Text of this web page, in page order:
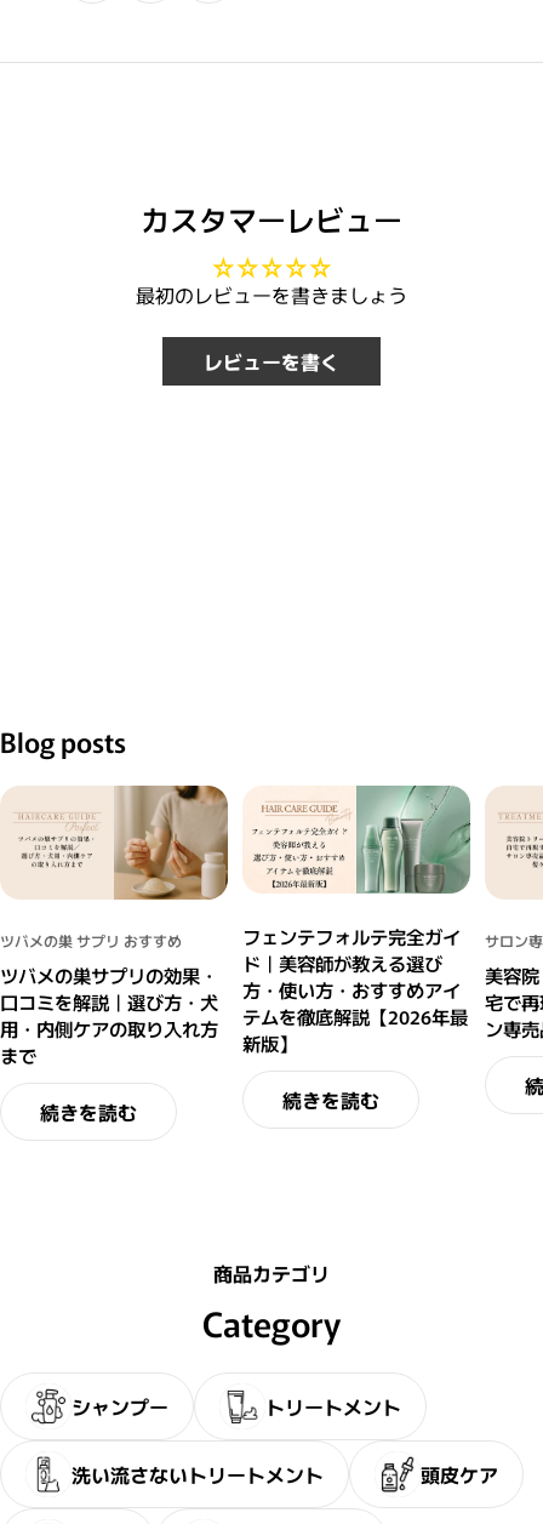
カスタマーレビュー
最初のレビューを書きましょう
レビューを書く
Blog posts
ツバメの巣 サプリ おすすめ
ツバメの巣サプリの効果・
口コミを解説｜選び方・犬
用・内側ケアの取り入れ方
まで
続きを読む
フェンテフォルテ完全ガイ
ド｜美容師が教える選び
方・使い方・おすすめアイ
テムを徹底解説【2026年最
新版】
続きを読む
サロン
美容
宅で
ン専
商品カテゴリ
Category
シャンプー トリートメント
洗い流さないトリートメント 頭皮ケア